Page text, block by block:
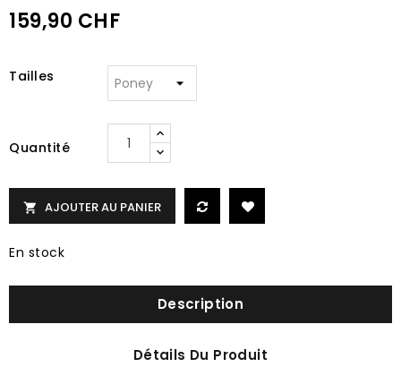
159,90 CHF
Tailles
Quantité
 AJOUTER AU PANIER
En stock
Description
Détails Du Produit